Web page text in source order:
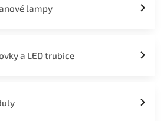
lampy
a LED trubice